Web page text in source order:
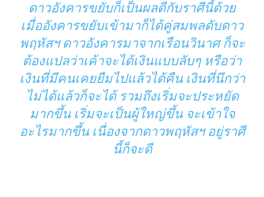
ดาวอังคารขยับก็เป็นผลดีกับราศีนี้ด้วย
เมื่ออังคารขยับเข้ามาก็ได้คู่สมพลดับดาว
พฤหัสฯ ดาวอังคารมาจากเรือนวินาศ ก็จะ
ต้องแปลว่าเค้าจะได้เงินแบบลับๆ หรือว่า
เงินที่มีคนเคยยืมไปแล้วได้คืน เงินที่นึกว่า
ไม่ได้แล้วก็จะได้ รวมถึงเริ่มจะประหยัด
มากขึ้น เริ่มจะเป็นผู้ใหญ่ขึ้น จะเข้าใจ
อะไรมากขึ้น เนื่องจากดาวพฤหัสฯ อยู่ราศี
นี้ก็จะดี